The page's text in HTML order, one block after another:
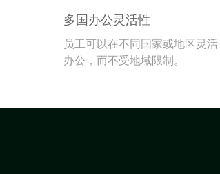
多国办公灵活性
员工可以在不同国家或地区灵活
办公，而不受地域限制。